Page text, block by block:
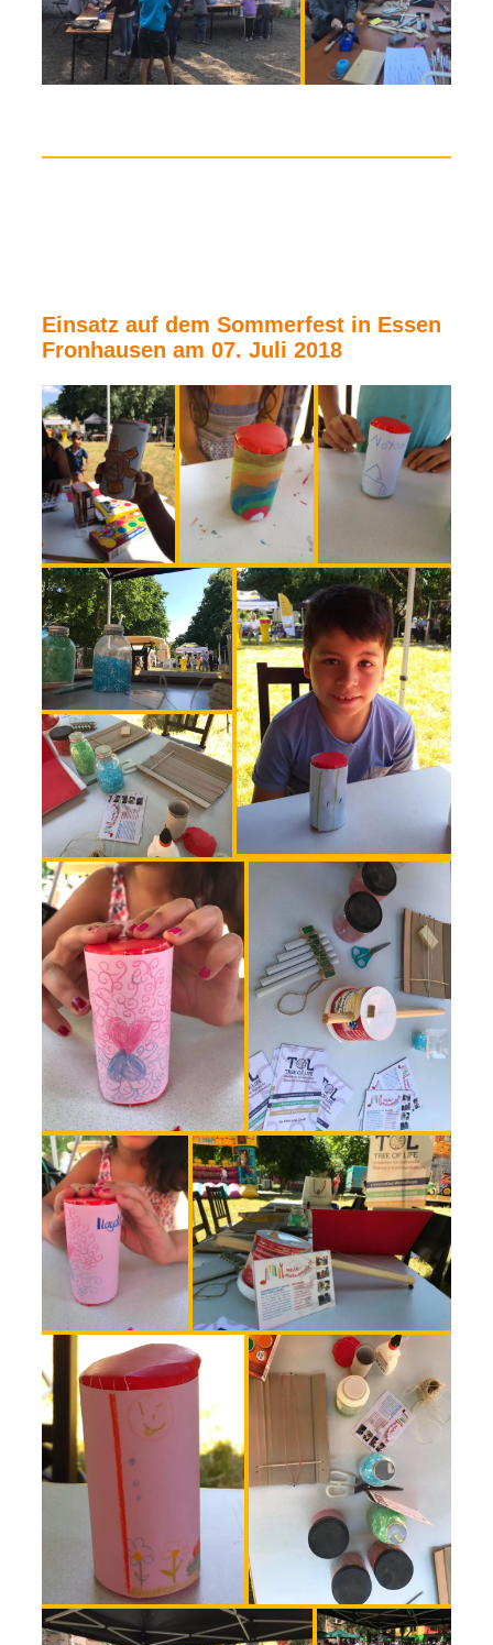
Einsatz auf dem Sommerfest in Essen
Fronhausen am 07. Juli 2018